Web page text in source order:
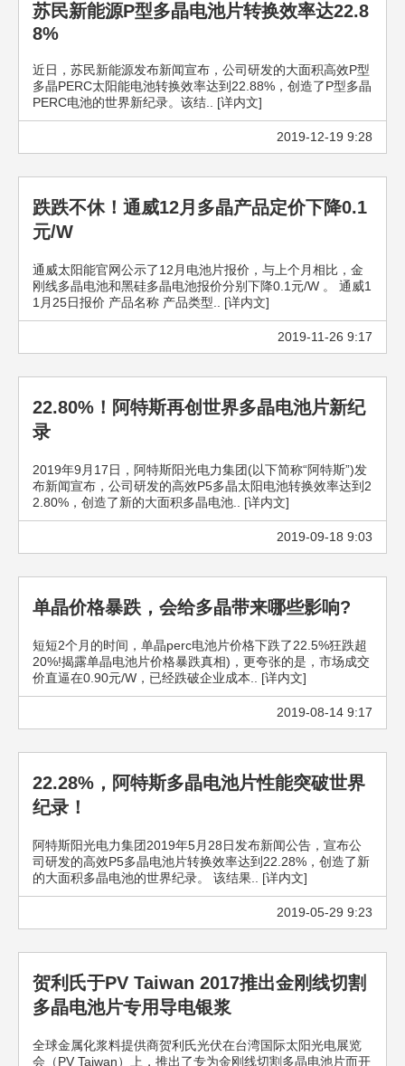
苏民新能源P型多晶电池片转换效率达22.8
8%
近日，苏民新能源发布新闻宣布，公司研发的大面积高效P型
多晶PERC太阳能电池转换效率达到22.88%，创造了P型多晶
PERC电池的世界新纪录。该结.. [详内文]
2019-12-19 9:28
跌跌不休！通威12月多晶产品定价下降0.1
元/W
通威太阳能官网公示了12月电池片报价，与上个月相比，金
刚线多晶电池和黑硅多晶电池报价分别下降0.1元/W 。 通威1
1月25日报价 产品名称 产品类型.. [详内文]
2019-11-26 9:17
22.80%！阿特斯再创世界多晶电池片新纪
录
2019年9月17日，阿特斯阳光电力集团(以下简称“阿特斯”)发
布新闻宣布，公司研发的高效P5多晶太阳电池转换效率达到2
2.80%，创造了新的大面积多晶电池.. [详内文]
2019-09-18 9:03
单晶价格暴跌，会给多晶带来哪些影响?
短短2个月的时间，单晶perc电池片价格下跌了22.5%狂跌超
20%!揭露单晶电池片价格暴跌真相)，更夸张的是，市场成交
价直逼在0.90元/W，已经跌破企业成本.. [详内文]
2019-08-14 9:17
22.28%，阿特斯多晶电池片性能突破世界
纪录！
阿特斯阳光电力集团2019年5月28日发布新闻公告，宣布公
司研发的高效P5多晶电池片转换效率达到22.28%，创造了新
的大面积多晶电池的世界纪录。 该结果.. [详内文]
2019-05-29 9:23
贺利氏于PV Taiwan 2017推出金刚线切割
多晶电池片专用导电银浆
全球金属化浆料提供商贺利氏光伏在台湾国际太阳光电展览
会（PV Taiwan）上，推出了专为金刚线切割多晶电池片而开